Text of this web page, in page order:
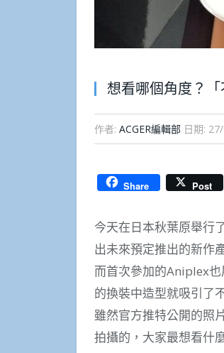
想看哪個角度？
作者: ACGER編輯部 日期:
Share Post
今天在日本秋葉原舉行
出未來預定推出的新作
而首次參加的Aniplex
的換裝中造型就吸引了
雖然官方推特公開的照
拍攝的，大家最想看什